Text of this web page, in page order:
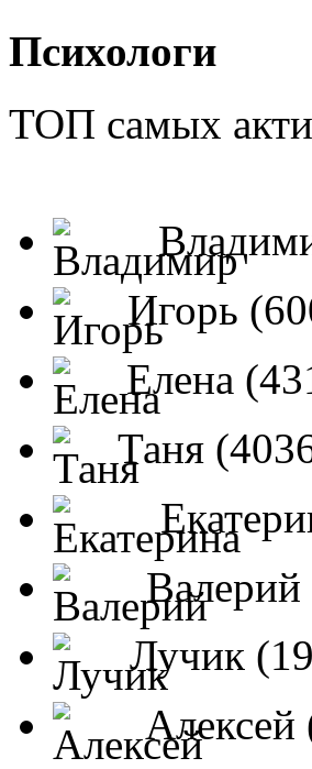
Психологи
ТОП самых
Игорь
Елена
Таня
Лучик
Алексей